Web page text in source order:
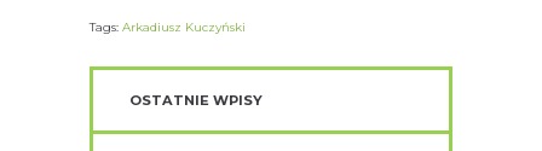
Tags: Arkadiusz Kuczyński
OSTATNIE WPISY